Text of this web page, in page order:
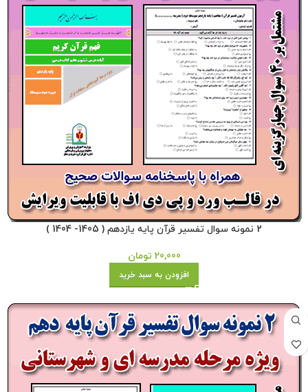
2 نمونه سوال تفسیر قرآن پایه یازدهم ( 1405- 1404 )
20,000 تومان
افزودن به سبد خرید